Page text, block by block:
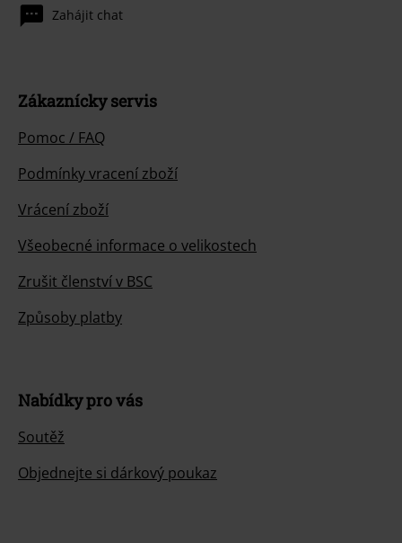
Zahájit chat
Zákaznícky servis
Pomoc / FAQ
Podmínky vracení zboží
Vrácení zboží
Všeobecné informace o velikostech
Zrušit členství v BSC
Způsoby platby
Nabídky pro vás
Soutěž
Objednejte si dárkový poukaz